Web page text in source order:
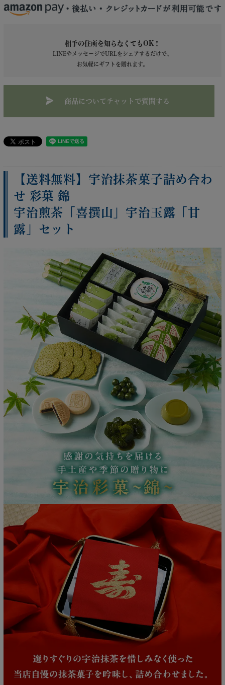
相手の住所を知らなくてもOK！
LINEやメッセージでURLをシェアするだけで、
お気軽にギフトを贈れます。
商品についてチャットで質問する
【送料無料】宇治抹茶菓子詰め合わ
せ 彩菓 錦
宇治煎茶「喜撰山」宇治玉露「甘
露」セット